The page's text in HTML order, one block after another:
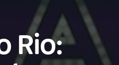
Buscar
Rio: